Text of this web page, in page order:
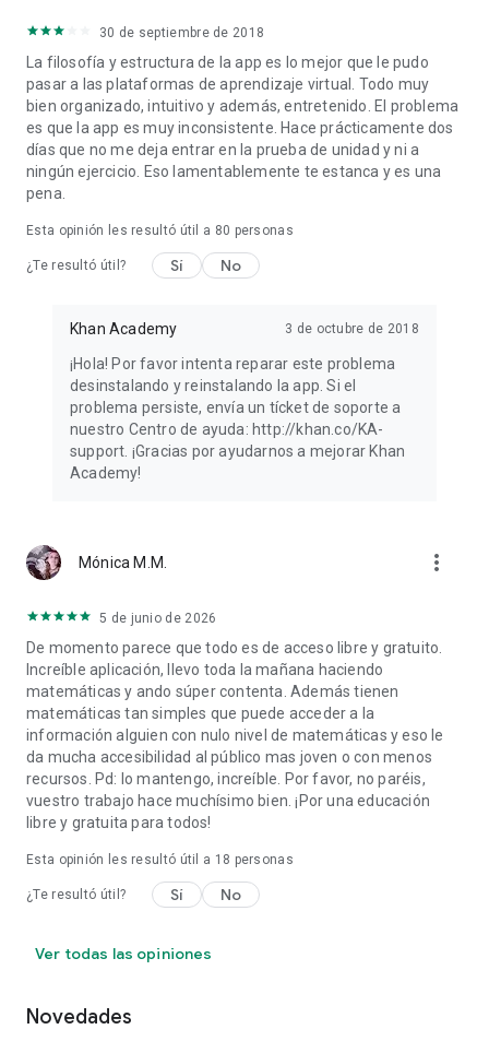
30 de septiembre de 2018
La filosofía y estructura de la app es lo mejor que le pudo
pasar a las plataformas de aprendizaje virtual. Todo muy
bien organizado, intuitivo y además, entretenido. El problema
es que la app es muy inconsistente. Hace prácticamente dos
días que no me deja entrar en la prueba de unidad y ni a
ningún ejercicio. Eso lamentablemente te estanca y es una
pena.
Esta opinión les resultó útil a 80 personas
¿Te resultó útil? Sí No
Khan Academy 3 de octubre de 2018
¡Hola! Por favor intenta reparar este problema
desinstalando y reinstalando la app. Si el
problema persiste, envía un tícket de soporte a
nuestro Centro de ayuda: http://khan.co/KA-
support. ¡Gracias por ayudarnos a mejorar Khan
Academy!
Mónica M.M. more_vert
5 de junio de 2026
De momento parece que todo es de acceso libre y gratuito.
Increíble aplicación, llevo toda la mañana haciendo
matemáticas y ando súper contenta. Además tienen
matemáticas tan simples que puede acceder a la
información alguien con nulo nivel de matemáticas y eso le
da mucha accesibilidad al público mas joven o con menos
recursos. Pd: lo mantengo, increíble. Por favor, no paréis,
vuestro trabajo hace muchísimo bien. ¡Por una educación
libre y gratuita para todos!
Esta opinión les resultó útil a 18 personas
¿Te resultó útil? Sí No
Ver todas las opiniones
Novedades